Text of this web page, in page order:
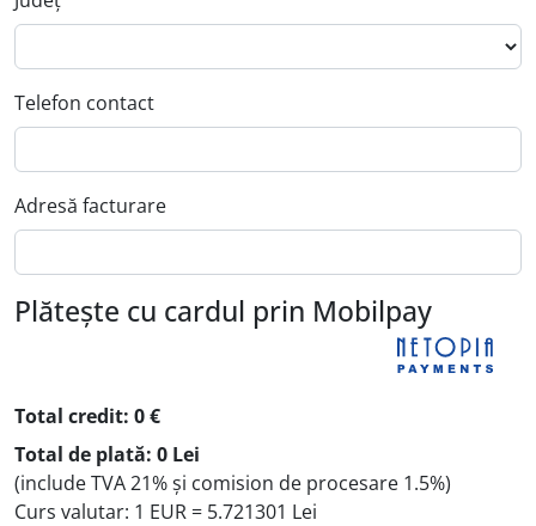
Telefon contact
Adresă facturare
Plătește cu cardul prin Mobilpay
Total credit: 0 €
Total de plată: 0 Lei
(include TVA 21% și comision de procesare 1.5%)
Curs valutar: 1 EUR = 5.721301 Lei